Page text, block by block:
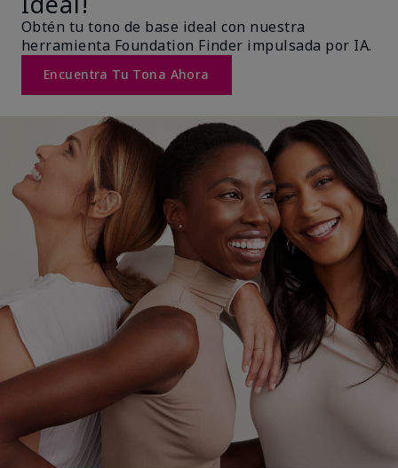
Obtén tu tono de base ideal con nuestra
herramienta Foundation Finder impulsada por IA.
Encuentra Tu Tona Ahora